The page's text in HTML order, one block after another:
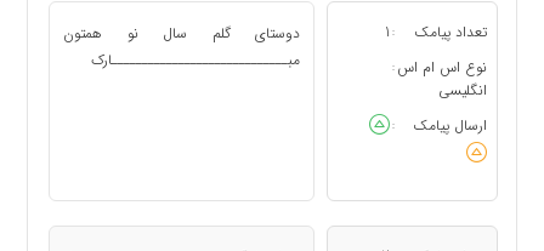
تعداد پیامک :
1
نوع اس ام اس :
انگلیسی
ارسال پیامک
:
دوستای گلم سال نو همتون
مبـــــــــــــــــــــــــــــارک